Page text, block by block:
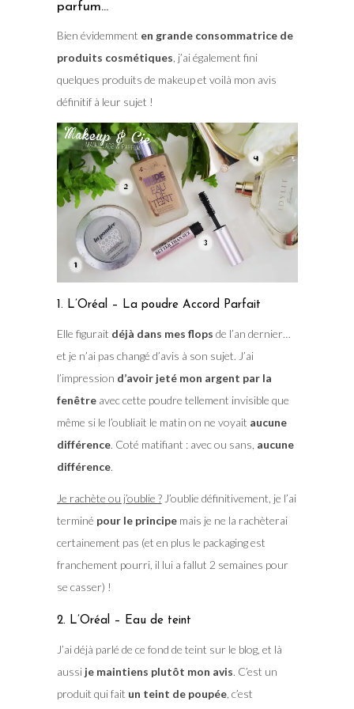
parfum…
Bien évidemment en grande consommatrice de
produits cosmétiques , j’ai également fini
quelques produits de makeup et voilà mon avis
définitif à leur sujet !
1. L’Oréal – La poudre Accord Parfait
Elle figurait déjà dans mes flops de l’an dernier…
et je n’ai pas changé d’avis à son sujet. J’ai
l’impression d’avoir jeté mon argent par la
fenêtreavec cette poudre tellement invisible que
même si le l’oubliait le matin on ne voyait aucune
différence. Coté matifiant : avec ou sans, aucune
différence.
Je rachète ou j’oublie ?J’oublie définitivement, je l’ai
terminé pour le principemais je ne la rachèterai
certainement pas (et en plus le packaging est
franchement pourri, il lui a fallut 2 semaines pour
se casser) !
2. L’Oréal – Eau de teint
J’ai déjà parlé de ce fond de teint sur le blog, et là
aussi je maintiens plutôt mon avis. C’est un
produit qui fait un teint de poupée, c’est